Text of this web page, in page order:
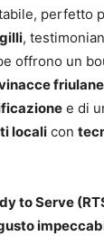
perfetto
,
offrono un
friulane
e di
locali con
to Serve